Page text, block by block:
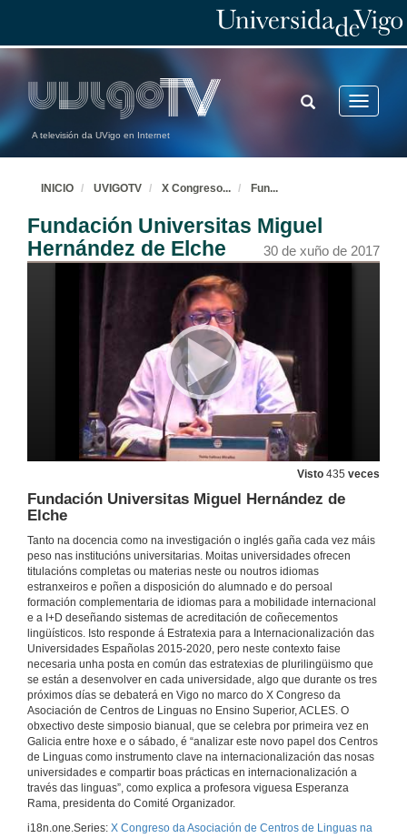
A televisión da UVigo en Internet
Toggle
TOGGLE
SEARCH
INICIO UVIGOTV X Congreso... Fun...
Fundación Universitas Miguel
Hernández de Elche
30 de xuño de 2017
Visto 435 veces
Fundación Universitas Miguel Hernández de
Elche
Tanto na docencia como na investigación o inglés gaña cada vez máis
peso nas institucións universitarias. Moitas universidades ofrecen
titulacións completas ou materias neste ou noutros idiomas
estranxeiros e poñen a disposición do alumnado e do persoal
formación complementaria de idiomas para a mobilidade internacional
e a I+D deseñando sistemas de acreditación de coñecementos
lingüísticos. Isto responde á Estratexia para a Internacionalización das
Universidades Españolas 2015-2020, pero neste contexto faise
necesaria unha posta en común das estratexias de plurilingüismo que
se están a desenvolver en cada universidade, algo que durante os tres
próximos días se debaterá en Vigo no marco do X Congreso da
Asociación de Centros de Linguas no Ensino Superior, ACLES. O
obxectivo deste simposio bianual, que se celebra por primeira vez en
Galicia entre hoxe e o sábado, é “analizar este novo papel dos Centros
de Linguas como instrumento clave na internacionalización das nosas
universidades e compartir boas prácticas en internacionalización a
través das linguas”, como explica a profesora viguesa Esperanza
Rama, presidenta do Comité Organizador.
i18n.one.Series: X Congreso da Asociación de Centros de Linguas na
Intervención de Cristina Pérez Guillot (Presidenta de ACLES)
29 de xuño de 2017
29 de xuño de 2017
Intervención de Salustiano Mato de la Iglesia (Reitor da Universidade de Vigo)
29 de xuño de 2017
29 de xuño de 2017
29 de xuño de 2017